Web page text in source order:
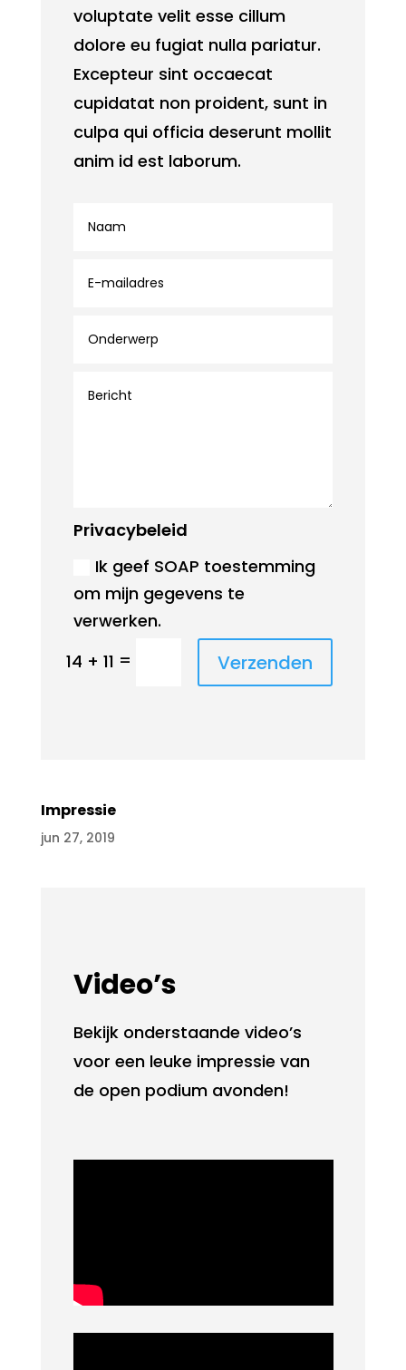
voluptate velit esse cillum
dolore eu fugiat nulla pariatur.
Excepteur sint occaecat
cupidatat non proident, sunt in
culpa qui officia deserunt mollit
anim id est laborum.
Privacybeleid
Ik geef SOAP toestemming
om mijn gegevens te
verwerken.
14 + 11 = Verzenden
Impressie
jun 27, 2019
Video’s
Bekijk onderstaande video’s
voor een leuke impressie van
de open podium avonden!